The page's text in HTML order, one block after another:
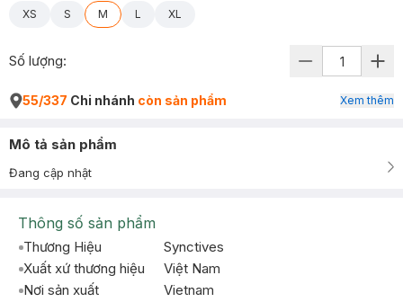
XS S M L XL
Số lượng:
55/337 Chi nhánh còn sản phẩm Xem thêm
Mô tả sản phẩm
Đang cập nhật
Thông số sản phẩm
Thương Hiệu
Synctives
Xuất xứ thương hiệu
Việt Nam
Nơi sản xuất
Vietnam